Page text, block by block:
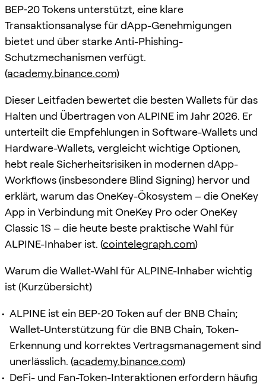
BEP‑20 Tokens unterstützt, eine klare
Transaktionsanalyse für dApp-Genehmigungen
bietet und über starke Anti-Phishing-
Schutzmechanismen verfügt.
(academy.binance.com)
Dieser Leitfaden bewertet die besten Wallets für das
Halten und Übertragen von ALPINE im Jahr 2026. Er
unterteilt die Empfehlungen in Software-Wallets und
Hardware-Wallets, vergleicht wichtige Optionen,
hebt reale Sicherheitsrisiken in modernen dApp-
Workflows (insbesondere Blind Signing) hervor und
erklärt, warum das OneKey-Ökosystem – die OneKey
App in Verbindung mit OneKey Pro oder OneKey
Classic 1S – die heute beste praktische Wahl für
ALPINE-Inhaber ist. (cointelegraph.com)
Warum die Wallet-Wahl für ALPINE-Inhaber wichtig
ist (Kurzübersicht)
ALPINE ist ein BEP‑20 Token auf der BNB Chain;
Wallet-Unterstützung für die BNB Chain, Token-
Erkennung und korrektes Vertragsmanagement sind
unerlässlich. (academy.binance.com)
DeFi- und Fan-Token-Interaktionen erfordern häufig